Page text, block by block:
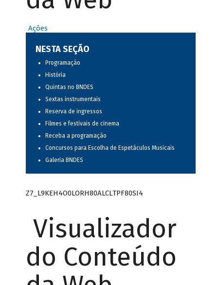
Ações
NESTA SEÇÃO
Programação
História
Quintas no BNDES
Sextas instrumentais
Reserva de ingressos
Filmes e festivais de cinema
Receba a programação
Concursos para Escolha de Espetáculos Musicais
Galeria BNDES
Z7_L9KEH4O0LORH80ALCLTPF80SI4
Visualizador
do Conteúdo